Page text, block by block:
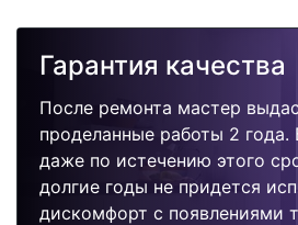
Гарантия качества
После ремонта мастер
проделанные работы 2 года.
даже по истечению этого
долгие годы не придется
дискомфорт с появлениями